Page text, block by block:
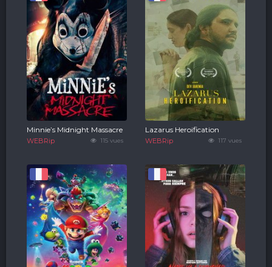
115 vues
Minnie’s Midnight Massacre
WEBRip 117 vues
Lazarus Heroification
WEBRip